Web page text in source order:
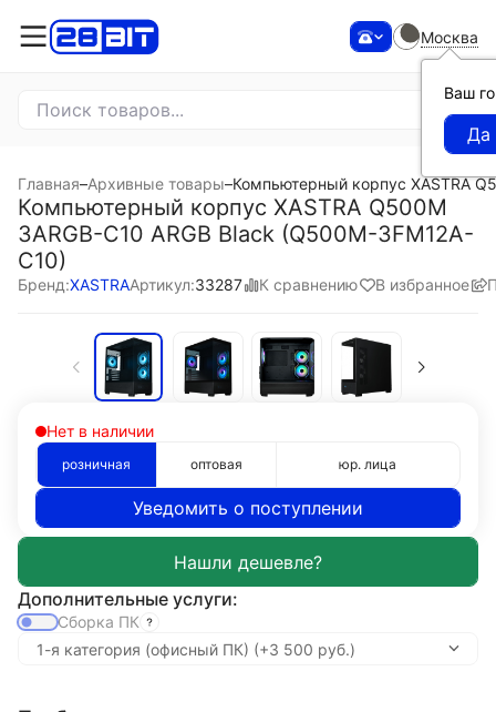
Москва
Ваш
Главная–Архивные товары–Компьютерный корпус XASTRA
Компьютерный корпус XASTRA Q500M
3ARGB-C10 ARGB Black (Q500M-3FM12A-
C10)
Бренд:XASTRAАртикул:33287 К сравнению В избранное
Нет в наличии
розничная оптовая юр. лица
Уведомить о поступлении
Дополнительные услуги:
Сборка ПК